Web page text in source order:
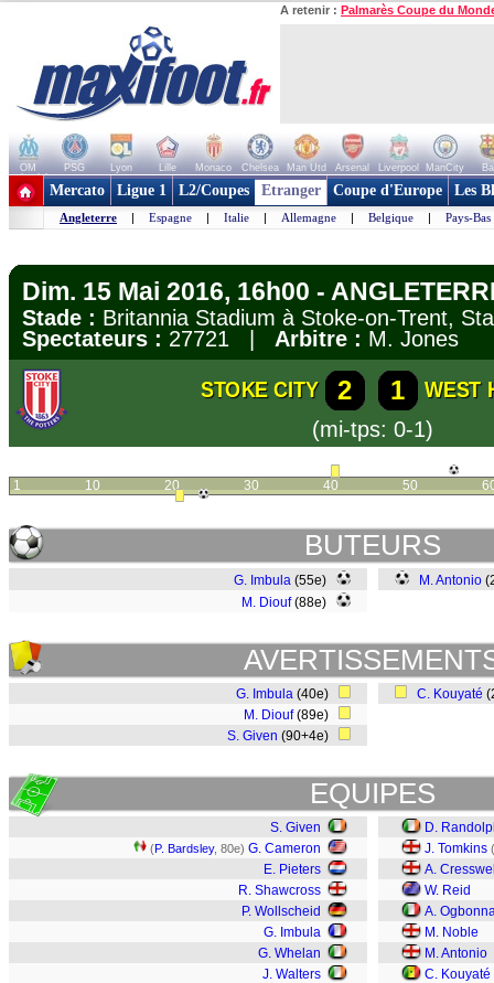
A retenir : Palmarès Coupe du
OM PSG Lyon Lille Monaco Chelsea Man Utd Arsenal Liverpool ManCity
+ de clubs
Mercato Ligue 1 L2/Coupes Etranger Coupe d'Europe Les
Angleterre | Espagne | Italie | Allemagne | Belgique | Pays-Bas
Dim. 15 Mai 2016, 16h00 -
Stade : Britannia Stadium à Stoke-on-Trent,
Spectateurs : 27721 | Arbitre : M. Jones
STOKE CITY 2 1
WEST
(mi-tps: 0-1)
1 10 20 30 40 50
BUTEURS
G. Imbula (55e)
M. Diouf(88e)
M. Antonio
G. Imbula (40e)
M. Diouf(89e)
S. Given (90+4e)
C. Kouyaté
EQUIPES
S. Given
(P. Bardsley, 80e) G. Cameron
E. Pieters
R. Shawcross
P. Wollscheid
G. Imbula
G. Whelan
J. Walters
D.
J. Tomkins (
A.
W. Reid
A.
M. Noble
M. Antonio
C. Kouyaté